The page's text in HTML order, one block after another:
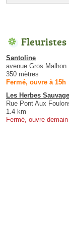
Santoline
avenue Gros Malhon
350 mètres
Fermé, ouvre à 15h
Les Herbes
Rue Pont Aux
1.4 km
Fermé, ouvre